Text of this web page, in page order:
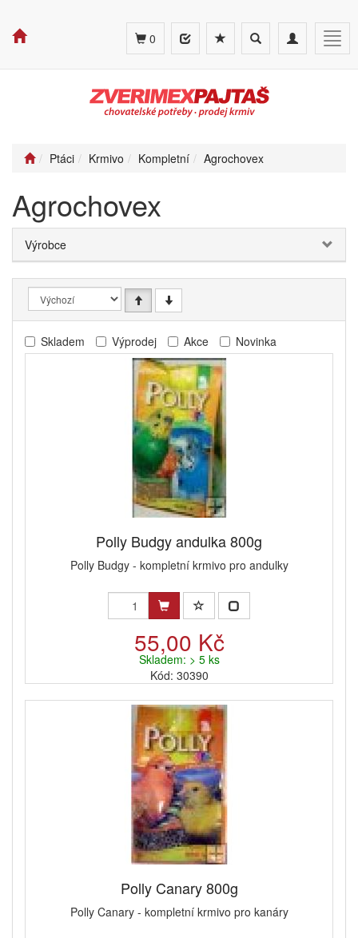
Toggle
navigation
Toggle
search
0
Ptáci Krmivo Kompletní Agrochovex
Agrochovex
Výrobce
Skladem Výprodej Akce Novinka
Polly Budgy andulka 800g
Polly Budgy - kompletní krmivo pro andulky
55,00 Kč
Skladem: > 5 ks
Kód: 30390
Polly Canary 800g
Polly Canary - kompletní krmivo pro kanáry